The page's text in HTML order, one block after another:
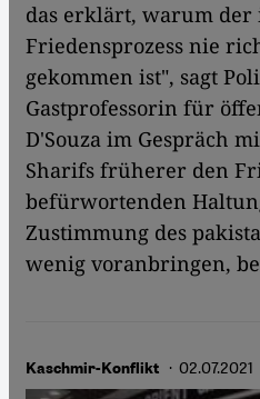
das erklärt, warum der
Friedensprozess nie
gekommen ist", sagt
Gastprofessorin für
D'Souza im Gespräch
Sharifs früherer den
befürwortenden
Zustimmung des
wenig voranbringen,
Kaschmir-Konflikt · 02.07.2021